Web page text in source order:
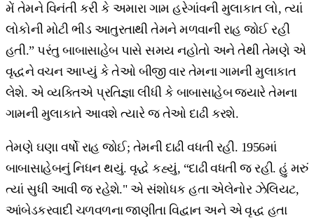
મેં તેમને વિનંતી કરી કે અમારા ગામ હરેગાંવની મુલાકાત લો, ત્યાં
લોકોની મોટી ભીડ આતુરતાથી તેમને મળવાની રાહ જોઈ રહી
હતી.” પરંતુ બાબાસાહેબ પાસે સમય નહોતો અને તેથી તેમણે એ
વૃદ્ધને વચન આપ્યું કે તેઓ બીજી વાર તેમના ગામની મુલાકાત
લેશે. એ વ્યક્તિએ પ્રતિજ્ઞા લીધી કે બાબાસાહેબ જ્યારે તેમના
ગામની મુલાકાતે આવશે ત્યારે જ તેઓ દાઢી કરશે.
તેમણે ઘણા વર્ષો રાહ જોઈ; તેમની દાઢી વધતી રહી. 1956માં
બાબાસાહેબનું નિધન થયું. વૃદ્ધે કહ્યું, “દાઢી વધતી જ રહી. હું મરું
ત્યાં સુધી આવી જ રહેશે." એ સંશોધક હતા એલેનોર ઝેલિયટ,
આંબેડકરવાદી ચળવળના જાણીતા વિદ્વાન અને એ વૃદ્ધ હતા